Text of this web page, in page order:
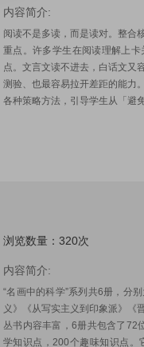
内容简介:
阅读不是多读，而是读对。整合
重点。许多学生在阅读理解上
点。文言文读不进去，白话文又
测验、也最容易拉开差距的能力
各种策略方法，引导学生从「
浏览数量：320次
内容简介:
“名画中的科学”系列共6册，分
义》《从写实主义到印象派》《
丛书内容丰富，6册共包含了72
学知识点，200个趣味知识点。